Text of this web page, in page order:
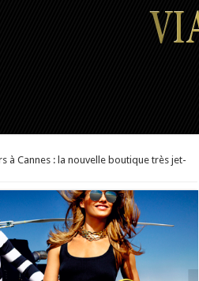
à Cannes : la nouvelle boutique très jet-